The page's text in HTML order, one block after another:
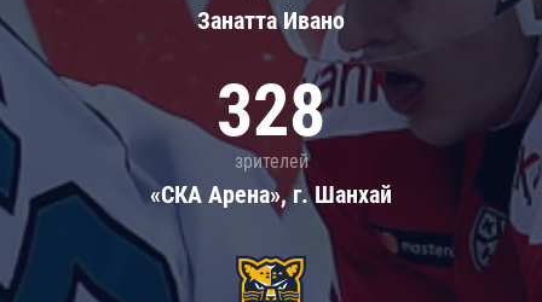
Занатта Иванo
328
зрителей
«СКА Арена», г. Шанхай